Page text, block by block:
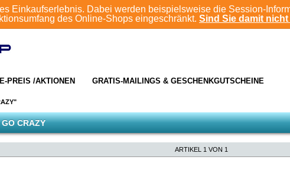
Einkaufserlebnis. Dabei werden beispielsweise die Session-
des Online-Shops eingeschränkt. Sind Sie damit
PREIS /AKTIONEN GRATIS-MAILINGS & GESCHENKGUTSCHEINE
GO CRAZY
ARTIKEL 1 VON 1